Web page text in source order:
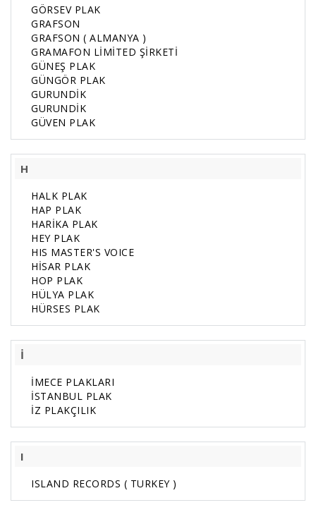
GÖRSEV PLAK
GRAFSON
GRAFSON ( ALMANYA )
GRAMAFON LİMİTED ŞİRKETİ
GÜNEŞ PLAK
GÜNGÖR PLAK
GURUNDİK
GURUNDİK
GÜVEN PLAK
H
HALK PLAK
HAP PLAK
HARİKA PLAK
HEY PLAK
HIS MASTER'S VOICE
HİSAR PLAK
HOP PLAK
HÜLYA PLAK
HÜRSES PLAK
İ
İMECE PLAKLARI
İSTANBUL PLAK
İZ PLAKÇILIK
I
ISLAND RECORDS ( TURKEY )